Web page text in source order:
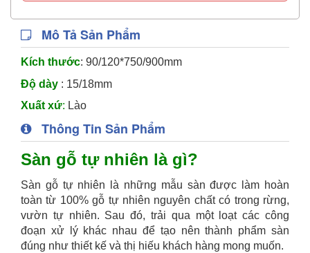
Mô Tả Sản Phẩm
Kích thước: 90/120*750/900mm
Độ dày : 15/18mm
Xuất xứ: Lào
Thông Tin Sản Phẩm
Sàn gỗ tự nhiên là gì?
Sàn gỗ tự nhiên là những mẫu sàn được làm hoàn
toàn từ 100% gỗ tự nhiên nguyên chất có trong rừng,
vườn tự nhiên. Sau đó, trải qua một loạt các công
đoạn xử lý khác nhau để tạo nên thành phẩm sàn
đúng như thiết kế và thị hiếu khách hàng mong muốn.